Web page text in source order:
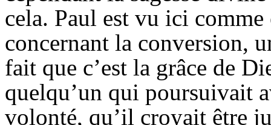
cela. Paul est vu ici
concernant la conversion,
fait que c’est la grâce de
quelqu’un qui poursuivait
volonté, qu’il croyait être